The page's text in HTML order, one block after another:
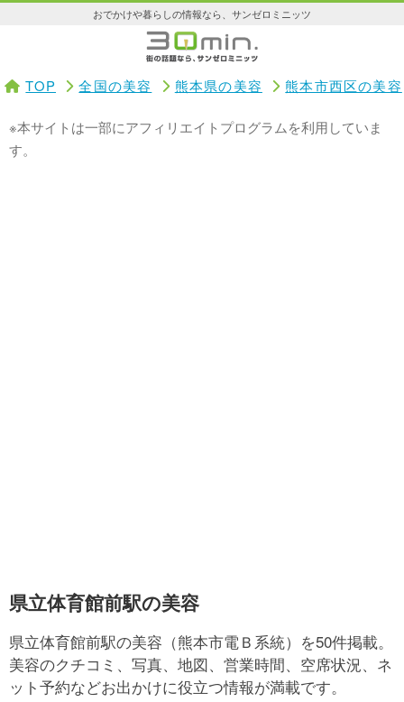
おでかけや暮らしの情報なら、サンゼロミニッツ
TOP 全国の美容 熊本県の美容 熊本市西区の美容
※本サイトは一部にアフィリエイトプログラムを利用していま
す。
県立体育館前駅の美容
県立体育館前駅の美容（熊本市電Ｂ系統）を50件掲載。
美容のクチコミ、写真、地図、営業時間、空席状況、ネ
ット予約などお出かけに役立つ情報が満載です。